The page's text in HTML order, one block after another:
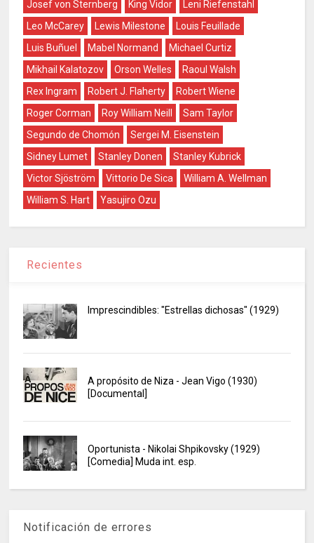
Josef von Sternberg
King Vidor
Leni Riefenstahl
Leo McCarey
Lewis Milestone
Louis Feuillade
Luis Buñuel
Mabel Normand
Michael Curtiz
Mikhail Kalatozov
Orson Welles
Raoul Walsh
Rex Ingram
Robert J. Flaherty
Robert Wiene
Roger Corman
Roy William Neill
Sam Taylor
Segundo de Chomón
Sergei M. Eisenstein
Sidney Lumet
Stanley Donen
Stanley Kubrick
Victor Sjöström
Vittorio De Sica
William A. Wellman
William S. Hart
Yasujiro Ozu
Recientes
Imprescindibles: "Estrellas dichosas" (1929)
A propósito de Niza - Jean Vigo (1930)
[Documental]
Oportunista - Nikolai Shpikovsky (1929)
[Comedia] Muda int. esp.
Notificación de errores